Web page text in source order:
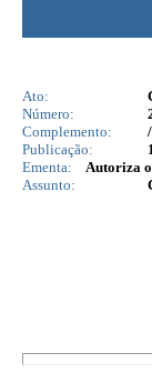
Ato:
Número:
Complemento:
Publicação:
Ementa:
Autoriza o
Assunto: